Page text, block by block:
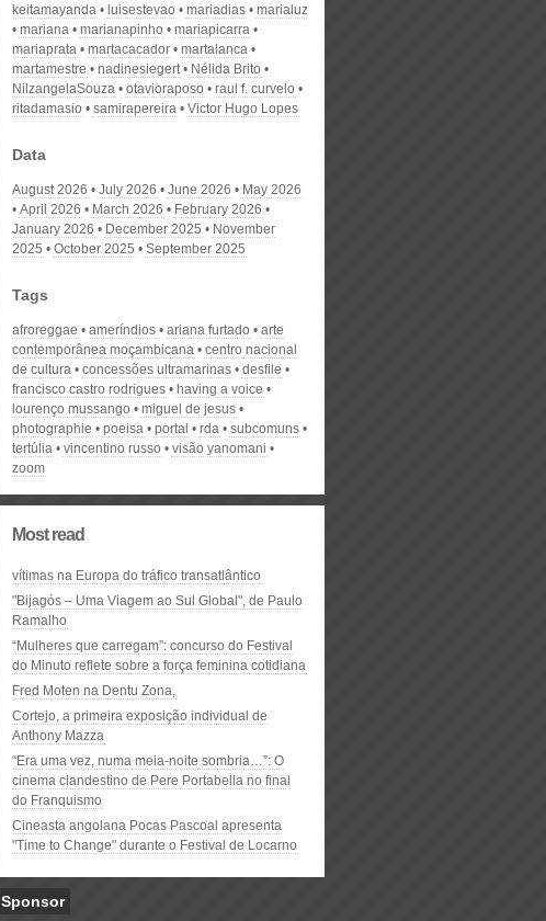
keitamayanda
luisestevao mariadias
marialuz
mariana
marianapinho
mariapicarra
mariaprata
martacacador
martalanca
martamestre
nadinesiegert
Nélida Brito
NilzangelaSouza
otavioraposo
raul f. curvelo
ritadamasio
samirapereira Victor Hugo Lopes
Data
August 2026 July 2026 June 2026
May 2026
April 2026
March 2026
February 2026
January 2026
December 2025
November
2025
October 2025 September 2025
Tags
afroreggae ameríndios ariana furtado
arte
contemporânea moçambicana
centro nacional
de cultura
concessões ultramarinas
desfile
francisco castro rodrigues
having a voice
lourenço mussango
miguel de jesus
photographie
poeisa portal rda
subcomuns
tertúlia
vincentino russo
visão yanomani
zoom
Most read
vítimas na Europa do tráfico transatlântico
"Bijagós – Uma Viagem ao Sul Global", de Paulo
Ramalho
“Mulheres que carregam”: concurso do Festival
do Minuto reflete sobre a força feminina cotidiana
Fred Moten na Dentu Zona,
Cortejo, a primeira exposição individual de
Anthony Mazza
“Era uma vez, numa meia-noite sombria…”: O
cinema clandestino de Pere Portabella no final
do Franquismo
Cineasta angolana Pocas Pascoal apresenta
"Time to Change" durante o Festival de Locarno
Sponsor